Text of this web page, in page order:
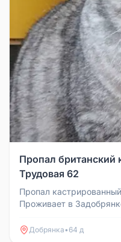
Пропал британский
Трудовая 62
Пропал
Проживает в
Добрянка•64 д